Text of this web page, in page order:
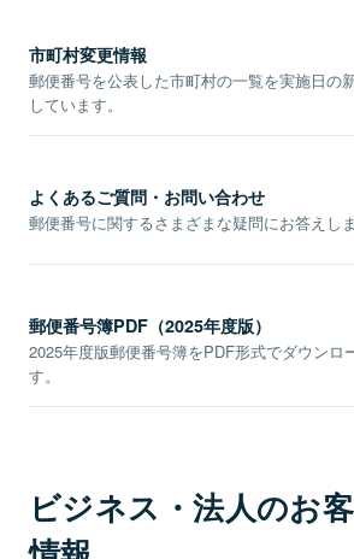
市町村変更情報
郵便番号を公表した市町村の一覧を実施日の
しています。
よくあるご質問・お問い合わせ
郵便番号に関するさまざまな疑問にお答えしま
郵便番号簿PDF（2025年度版）
2025年度版郵便番号簿をPDF形式でダウンロ
す。
ビジネス・法人のお